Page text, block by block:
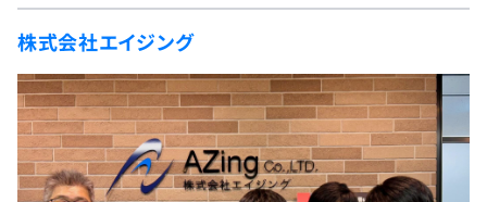
新卒エージェント
イベント・セミナー
インタビュー
4択課題
ナレッジ
リファレンス
評価結果一覧
再チャレンジ結果一覧
Tech Team Journal
paiza times
note
paizaとは？
株式会社エイジング